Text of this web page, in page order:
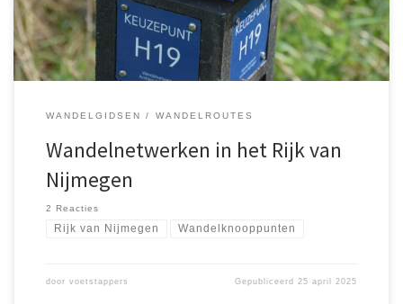
niet optimaal en blijft verbetering nodig.
WANDELGIDSEN WANDELROUTES
Wandelnetwerken in het Rijk van
Nijmegen
2 Reacties
Rijk van Nijmegen Wandelknooppunten
door voetstappers Gepubliceerd25 april 2025